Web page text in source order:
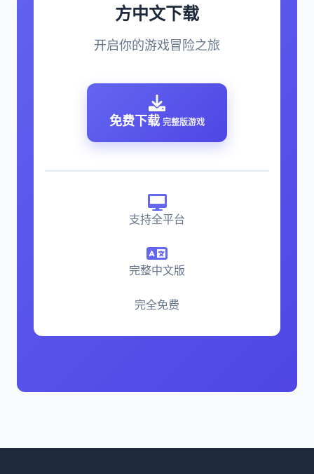
方中文下载
开启你的游戏冒险之旅
免费下载 完整版游戏
支持全平台
完整中文版
完全免费